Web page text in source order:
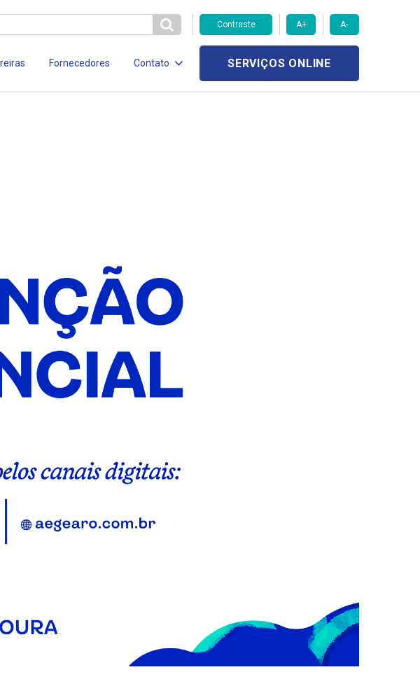
Contraste A+ A-
Fornecedores Contato SERVIÇOS ONLINE